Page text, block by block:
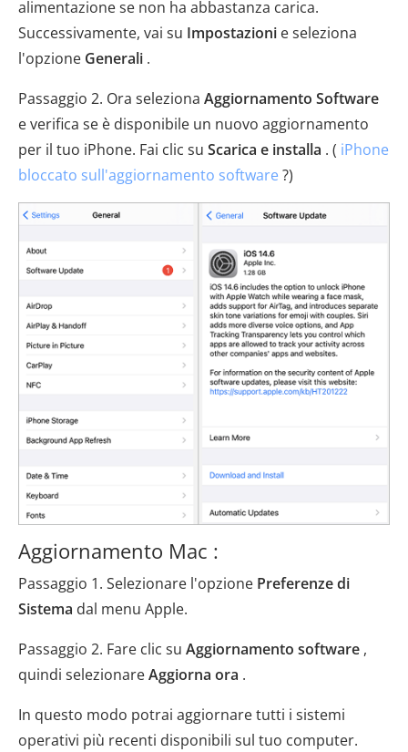
alimentazione se non ha abbastanza carica.
Successivamente, vai su Impostazioni e seleziona
l'opzione Generali .
Passaggio 2. Ora seleziona Aggiornamento Software
e verifica se è disponibile un nuovo aggiornamento
per il tuo iPhone. Fai clic su Scarica e installa . ( iPhone
bloccato sull'aggiornamento software ?)
Aggiornamento Mac :
Passaggio 1. Selezionare l'opzione Preferenze di
Sistema dal menu Apple.
Passaggio 2. Fare clic su Aggiornamento software ,
quindi selezionareAggiorna ora .
In questo modo potrai aggiornare tutti i sistemi
operativi più recenti disponibili sul tuo computer.